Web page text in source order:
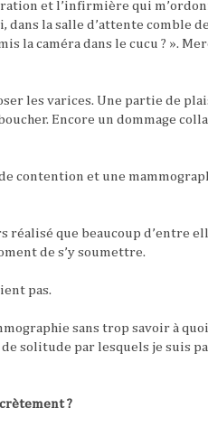
et l’infirmière qui
la salle d’attente comble de
la caméra dans le cucu ? ».
les varices. Une partie de
Encore un dommage
contention et une
réalisé que beaucoup d’entre
de s’y soumettre.
pas.
sans trop savoir à
solitude par lesquels je suis
?